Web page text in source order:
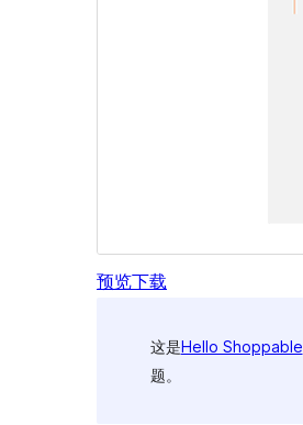
预览下载
这是Hello Shoppable
题。